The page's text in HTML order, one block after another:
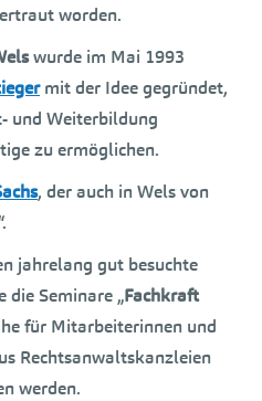
worden.
wurde im Mai 1993
mit der Idee gegründet,
und Weiterbildung
zu ermöglichen.
, der auch in Wels von
jahrelang gut besuchte
die Seminare „Fachkraft
für Mitarbeiterinnen und
Rechtsanwaltskanzleien
werden.